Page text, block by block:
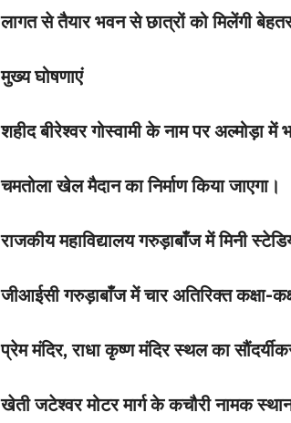
लागत से तैयार भवन से छात्रों को मिलेंगी
मुख्य घोषणाएं
शहीद बीरेश्वर गोस्वामी के नाम पर अल्मोड़ा में
चमतोला खेल मैदान का निर्माण किया जाएगा।
राजकीय महाविद्यालय गरुड़ाबाँज में मिनी
जीआईसी गरुड़ाबाँज में चार अतिरिक्त कक्षा-
प्रेम मंदिर, राधा कृष्ण मंदिर स्थल का
खेती जटेश्वर मोटर मार्ग के कचौरी नामक